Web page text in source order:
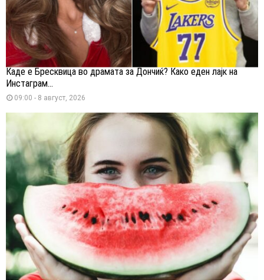
Каде е Бресквица во драмата за Дончиќ? Како еден лајк на
Инстаграм...
09:00 - 8 август, 2026